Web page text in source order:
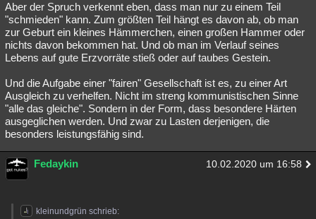
Aber der Spruch verkennt eben, dass man nur zu einem Teil
"schmieden" kann. Zum größten Teil hängt es davon ab, ob man
zur Geburt ein kleines Hämmerchen, einen großen Hammer oder
nichts davon bekommen hat. Und ob man im Verlauf seines
Lebens auf gute Erzvorräte stieß oder auf taubes Gestein.
Und die Aufgabe einer "fairen" Gesellschaft ist es, zu einer Art
Ausgleich zu verhelfen. Nicht im streng kommunistischen Sinne
"alle das gleiche". Sondern in der Form, dass besondere Härten
ausgeglichen werden. Und zwar zu Lasten derjenigen, die
besonders leistungsfähig sind.
Fedaykin 10.02.2020 um 16:58
kleinundgrün schrieb: